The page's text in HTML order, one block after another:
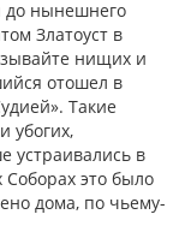
до нынешнего
Златоуст в
нищих и
отошел в
Такие
убогих,
устраивались в
это было
дома, по чьему-